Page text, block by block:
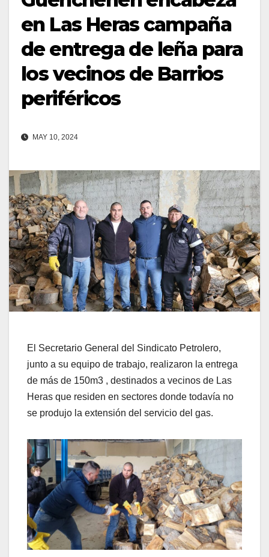
en Las Heras campaña
de entrega de leña para
los vecinos de Barrios
periféricos
MAY 10, 2024
El Secretario General del Sindicato Petrolero,
junto a su equipo de trabajo, realizaron la entrega
de más de 150m3 , destinados a vecinos de Las
Heras que residen en sectores donde todavía no
se produjo la extensión del servicio del gas.